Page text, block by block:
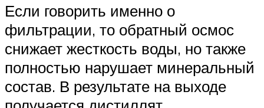
Если говорить именно о
фильтрации, то обратный осмос
снижает жесткость воды, но также
полностью нарушает минеральный
состав. В результате на выходе